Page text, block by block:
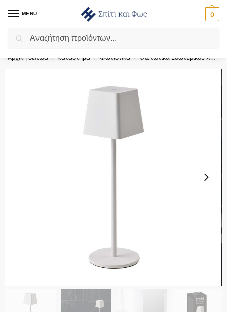
MENU 0
Flash Sale ⚡ 10% Έκπτωση με τον κωδικό ‘SPRING’!
Αρχική σελίδα / Κατάστημα / Φωτιστικά / Φωτιστικά Εσωτερικού Χώρου